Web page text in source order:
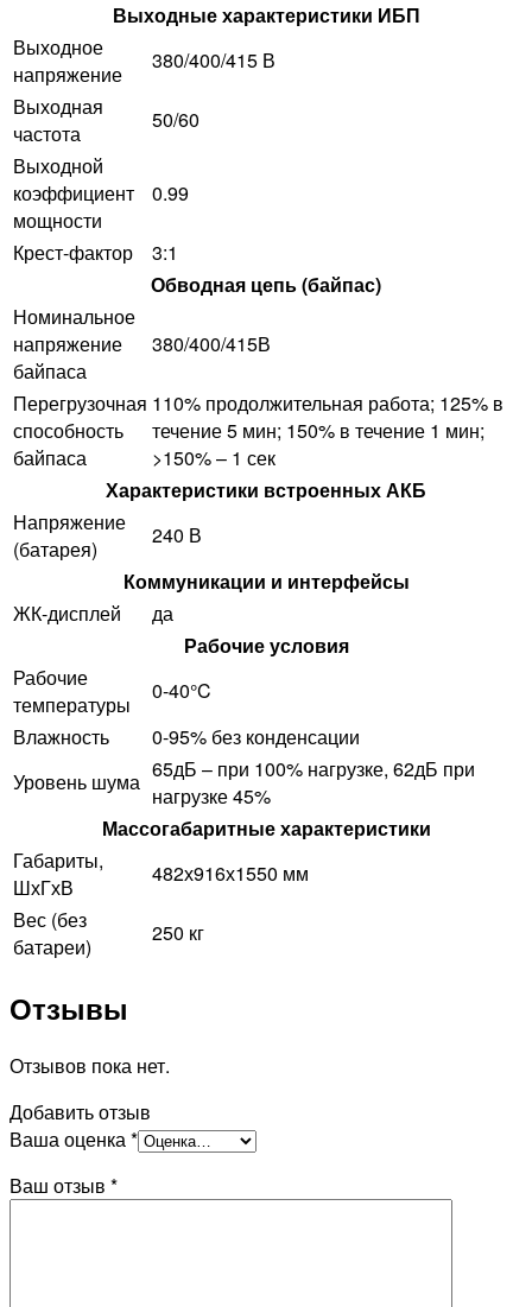
Выходные характеристики ИБП
Выходное
напряжение
380/400/415 В
Выходная
частота
50/60
Выходной
коэффициент
мощности
0.99
Крест-фактор
3:1
Обводная цепь (байпас)
Номинальное
напряжение
байпаса
380/400/415В
Перегрузочная
способность
байпаса
110% продолжительная работа; 125% в
течение 5 мин; 150% в течение 1 мин;
>150% – 1 сек
Характеристики встроенных АКБ
Напряжение
(батарея)
240 В
Коммуникации и интерфейсы
ЖК-дисплей
да
Рабочие условия
Рабочие
температуры
0-40°C
Влажность
0-95% без конденсации
Уровень шума 65дБ – при 100% нагрузке, 62дБ при
нагрузке 45%
Массогабаритные характеристики
Габариты,
ШхГхВ
482х916х1550 мм
Вес (без
батареи)
250 кг
Отзывы
Отзывов пока нет.
Добавить отзыв
Ваша оценка*
Ваш отзыв *